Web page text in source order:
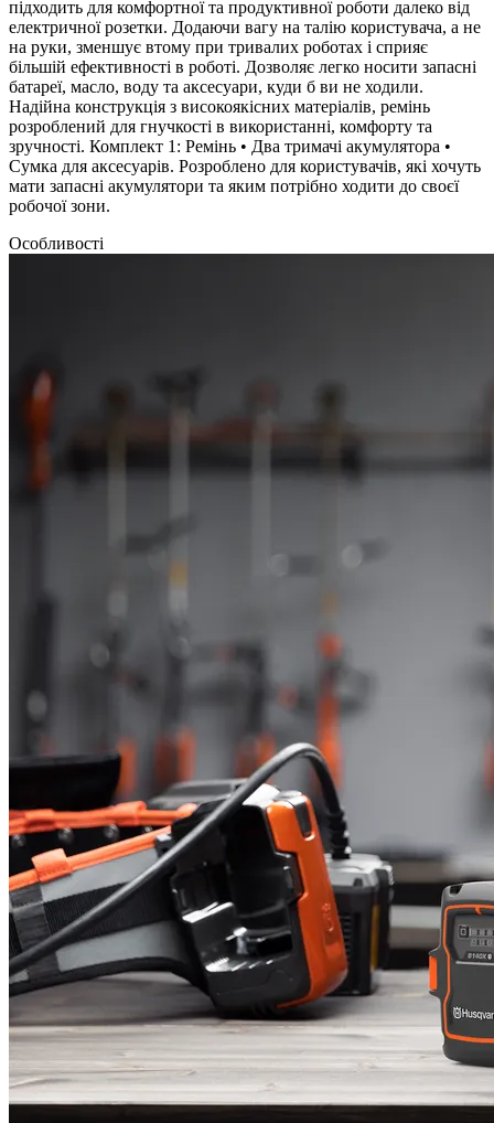
підходить для комфортної та продуктивної роботи далеко від
електричної розетки. Додаючи вагу на талію користувача, а не
на руки, зменшує втому при тривалих роботах і сприяє
більшій ефективності в роботі. Дозволяє легко носити запасні
батареї, масло, воду та аксесуари, куди б ви не ходили.
Надійна конструкція з високоякісних матеріалів, ремінь
розроблений для гнучкості в використанні, комфорту та
зручності. Комплект 1: Ремінь • Два тримачі акумулятора •
Сумка для аксесуарів. Розроблено для користувачів, які хочуть
мати запасні акумулятори та яким потрібно ходити до своєї
робочої зони.
Особливості